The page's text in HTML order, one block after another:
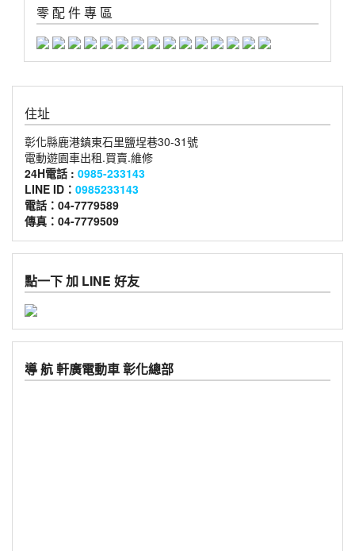
零 配 件 專 區
住址
彰化縣鹿港鎮東石里鹽埕巷30-31號
電動遊園車出租.買賣.維修
24H電話 : 0985-233143
LINE ID： 0985233143
電話：04-7779589
傳真：04-7779509
點一下 加 LINE 好友
導 航 軒廣電動車 彰化總部